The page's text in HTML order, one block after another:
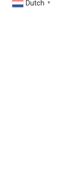
Dutch ▼